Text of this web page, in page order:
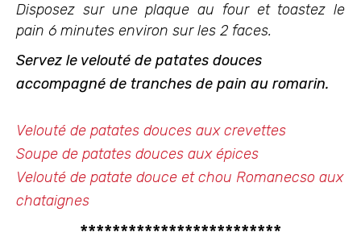
Disposez sur une plaque au four et toastez le
pain 6 minutes environ sur les 2 faces.
Servez le velouté de patates douces
accompagné de tranches de pain au romarin.
Velouté de patates douces aux crevettes
Soupe de patates douces aux épices
Velouté de patate douce et chou Romanecso aux
chataignes
*************************